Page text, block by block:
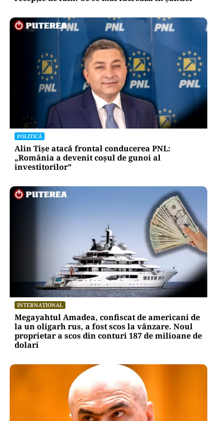
POLITICĂ
Alin Tișe atacă frontal conducerea PNL:
„România a devenit coșul de gunoi al
investitorilor”
INTERNAȚIONAL
Megayahtul Amadea, confiscat de americani de
la un oligarh rus, a fost scos la vânzare. Noul
proprietar a scos din conturi 187 de milioane de
dolari